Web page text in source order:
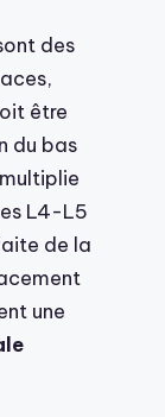
des
être
du bas
multiplie
L4-L5
de la
une